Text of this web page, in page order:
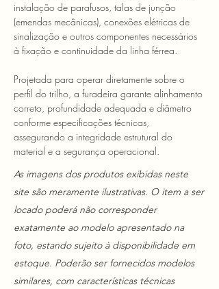
instalação de parafusos, talas de junção
(emendas mecânicas), conexões elétricas de
sinalização e outros componentes necessários
à fixação e continuidade da linha férrea.
Projetada para operar diretamente sobre o
perfil do trilho, a furadeira garante alinhamento
correto, profundidade adequada e diâmetro
conforme especificações técnicas,
assegurando a integridade estrutural do
material e a segurança operacional.
As imagens dos produtos exibidas neste
site são meramente ilustrativas. O item a ser
locado poderá não corresponder
exatamente ao modelo apresentado na
foto, estando sujeito à disponibilidade em
estoque. Poderão ser fornecidos modelos
similares, com características técnicas